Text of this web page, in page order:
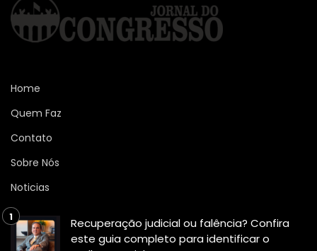
Home
Quem Faz
Contato
Sobre Nós
Noticias
Recuperação judicial ou falência? Confira
este guia completo para identificar o